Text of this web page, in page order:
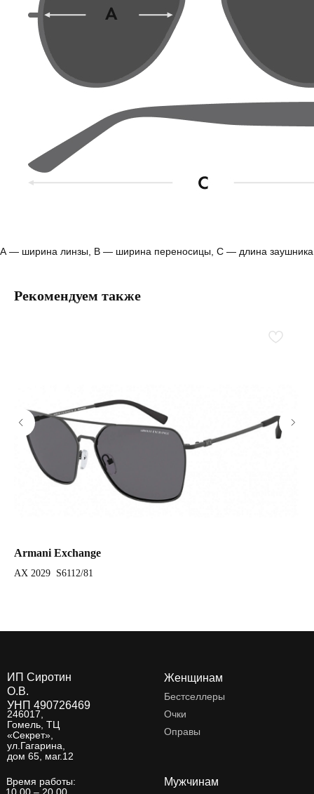
А — ширина линзы, B — ширина переносицы, С — длина заушника
Рекомендуем также
Armani Exchange
AX 2029 S6112/81
Бестселлеры
Женщинам
Очки
Оправы
Мужчинам
ИП Сиротин
О.В.
УНП 490726469
246017,
Гомель, ТЦ
«Секрет»,
ул.Гагарина,
дом 65, маг.12
Время работы: